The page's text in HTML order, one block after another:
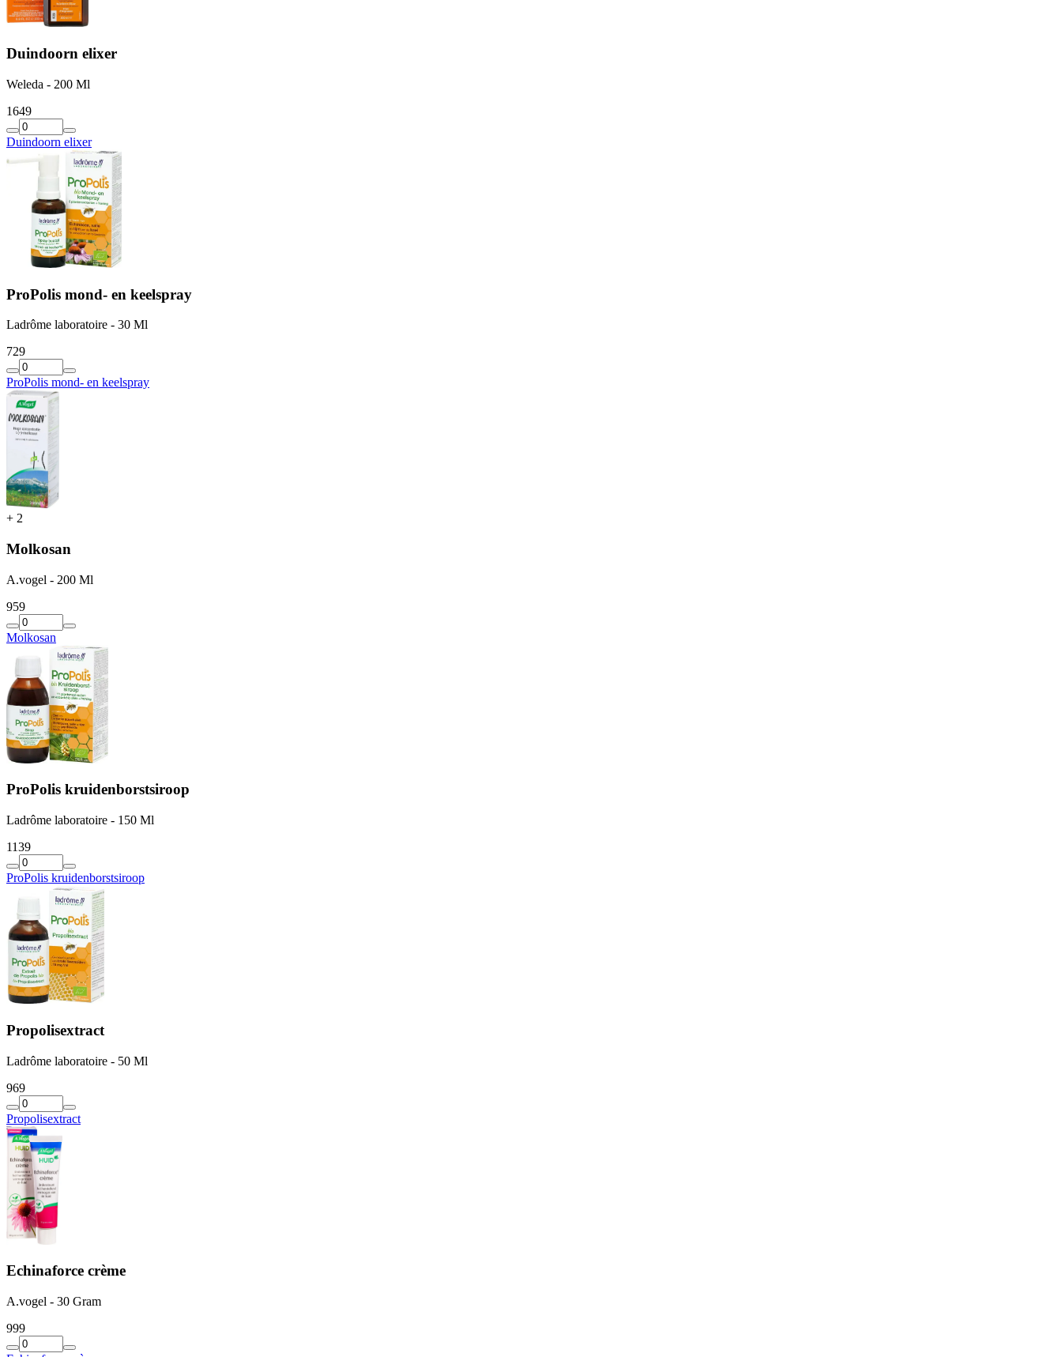
Duindoorn elixer
Weleda - 200 Ml
1649
Duindoorn elixer
ProPolis mond- en keelspray
Ladrôme laboratoire - 30 Ml
729
ProPolis mond- en keelspray
+ 2
Molkosan
A.vogel - 200 Ml
959
Molkosan
ProPolis kruidenborstsiroop
Ladrôme laboratoire - 150 Ml
1139
ProPolis kruidenborstsiroop
Propolisextract
Ladrôme laboratoire - 50 Ml
969
Propolisextract
Echinaforce crème
A.vogel - 30 Gram
999